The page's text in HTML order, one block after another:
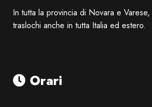
In tutta la provincia di Novara e
traslochi anche in tutta Italia ed estero.
Orari